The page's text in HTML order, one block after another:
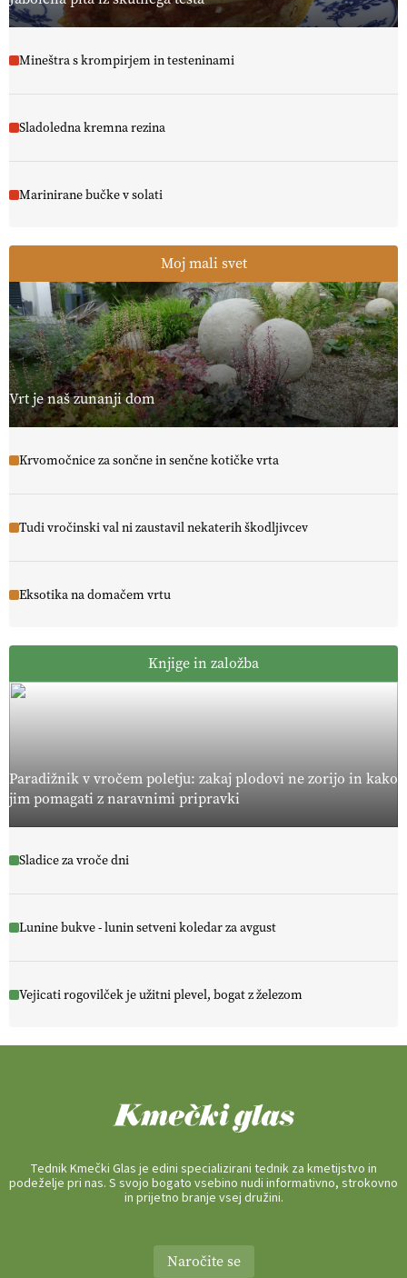
Mineštra s krompirjem in testeninami
Sladoledna kremna rezina
Marinirane bučke v solati
Moj mali svet
Vrt je naš zunanji dom
Krvomočnice za sončne in senčne kotičke vrta
Tudi vročinski val ni zaustavil nekaterih škodljivcev
Eksotika na domačem vrtu
Knjige in založba
Paradižnik v vročem poletju: zakaj plodovi ne zorijo in kako
jim pomagati z naravnimi pripravki
Sladice za vroče dni
Lunine bukve - lunin setveni koledar za avgust
Vejicati rogovilček je užitni plevel, bogat z železom
Tednik Kmečki Glas je edini specializirani tednik za kmetijstvo in
podeželje pri nas. S svojo bogato vsebino nudi informativno, strokovno
in prijetno branje vsej družini.
Naročite se